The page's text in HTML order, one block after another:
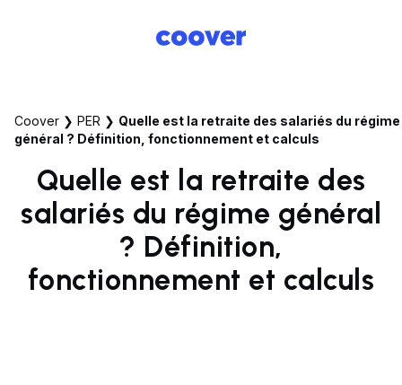
Coover ❯ PER ❯ Quelle est la retraite des salariés du régime
général ? Définition, fonctionnement et calculs
Quelle est la retraite des
salariés du régime général
? Définition,
fonctionnement et calculs